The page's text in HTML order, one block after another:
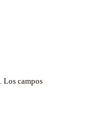
Los campos